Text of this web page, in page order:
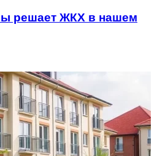
решает ЖКХ в нашем